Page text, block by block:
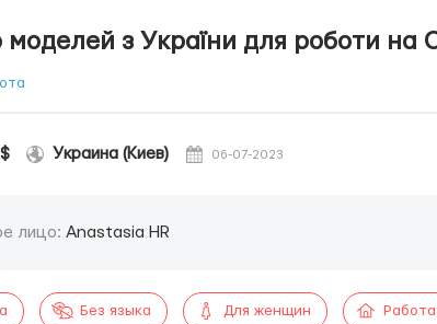
з України для роботи на
Украина (Киев) 06-07-2023
лицо: Anastasia HR
Без языка Для женщин